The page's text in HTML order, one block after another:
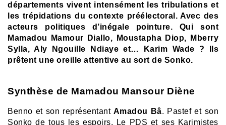
départements vivent intensément les tribulations et
les trépidations du contexte préélectoral. Avec des
acteurs politiques d’inégale pointure. Qui sont
Mamadou Mamour Diallo, Moustapha Diop, Mberry
Sylla, Aly Ngouille Ndiaye et… Karim Wade ? Ils
prêtent une oreille attentive au sort de Sonko.
Synthèse de Mamadou Mansour Diène
Benno et son représentantAmadou Bâ. Pastef et son
Sonko de tous les espoirs. Le PDS et ses Karimistes